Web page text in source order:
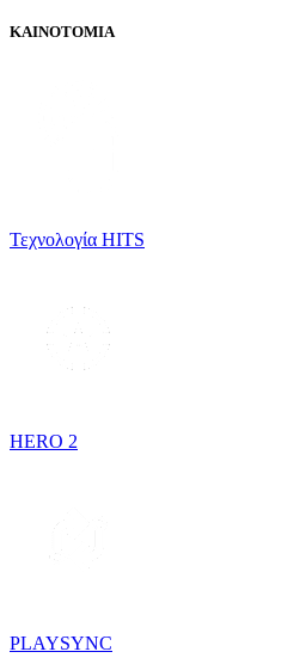
ΚΑΙΝΟΤΟΜΙΑ
Τεχνολογία HITS
HERO 2
PLAYSYNC